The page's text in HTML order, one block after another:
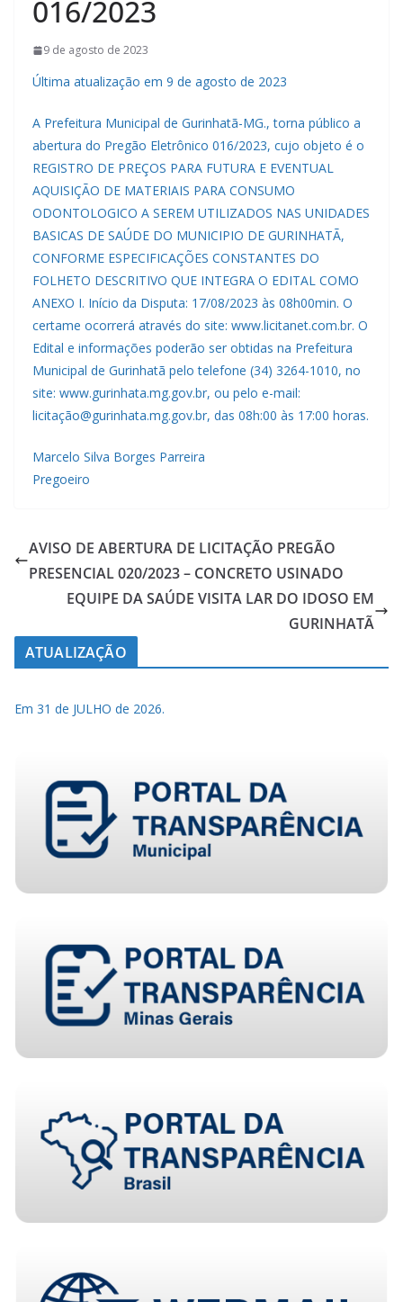
016/2023
9 de agosto de 2023
Última atualização em 9 de agosto de 2023
A Prefeitura Municipal de Gurinhatã-MG., torna público a
abertura do Pregão Eletrônico 016/2023, cujo objeto é o
REGISTRO DE PREÇOS PARA FUTURA E EVENTUAL
AQUISIÇÃO DE MATERIAIS PARA CONSUMO
ODONTOLOGICO A SEREM UTILIZADOS NAS UNIDADES
BASICAS DE SAÚDE DO MUNICIPIO DE GURINHATÃ,
CONFORME ESPECIFICAÇÕES CONSTANTES DO
FOLHETO DESCRITIVO QUE INTEGRA O EDITAL COMO
ANEXO I. Início da Disputa: 17/08/2023 às 08h00min. O
certame ocorrerá através do site: www.licitanet.com.br. O
Edital e informações poderão ser obtidas na Prefeitura
Municipal de Gurinhatã pelo telefone (34) 3264-1010, no
site: www.gurinhata.mg.gov.br, ou pelo e-mail:
licitação@gurinhata.mg.gov.br, das 08h:00 às 17:00 horas.
Marcelo Silva Borges Parreira
Pregoeiro
AVISO DE ABERTURA DE LICITAÇÃO PREGÃO
PRESENCIAL 020/2023 – CONCRETO USINADO
EQUIPE DA SAÚDE VISITA LAR DO IDOSO EM
GURINHATÃ
ATUALIZAÇÃO
Em 31 de JULHO de 2026.